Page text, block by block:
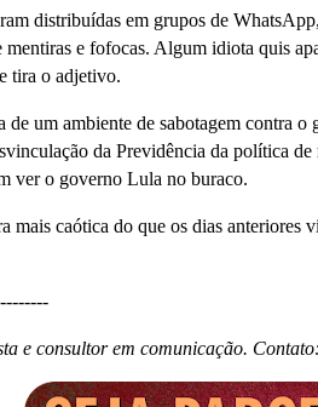
distribuídas em grupos de
e fofocas. Algum idiota quis
tira o adjetivo.
de um ambiente de sabotagem contra
da Previdência da política
ver o governo Lula no buraco.
mais caótica do que os dias anteriores
e consultor em comunicação. Contato: